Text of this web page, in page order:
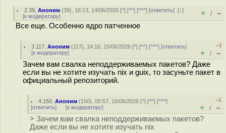
2.39 ,Аноним (39), 18:13, 14/06/2026 [^] [^^] [^^^] [ответить][↓]
[к модератору] + / –
Все еще. Особенно ядро патченное
3.117 ,Аноним (117), 14:16, 15/06/2026 [^] [^^] [^^^] [ответить]
[к модератору]
–1
+ / –
Зачем вам свалка неподдерживаемых пакетов? Даже
если вы не хотите изучать nix и guix, то засуньте пакет в
официальный репозиторий.
4.150 ,Аноним (150), 00:57, 16/06/2026 [^] [^^] [^^^]
[ответить] [к модератору]
–1
+ / –
> Зачем вам свалка неподдерживаемых пакетов?
Даже если вы не хотите изучать nix